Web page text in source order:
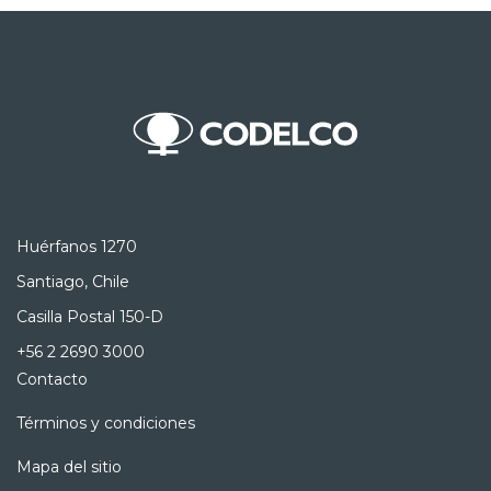
Huérfanos 1270
Santiago, Chile
Casilla Postal 150-D
+56 2 2690 3000
Contacto
Términos y condiciones
Mapa del sitio